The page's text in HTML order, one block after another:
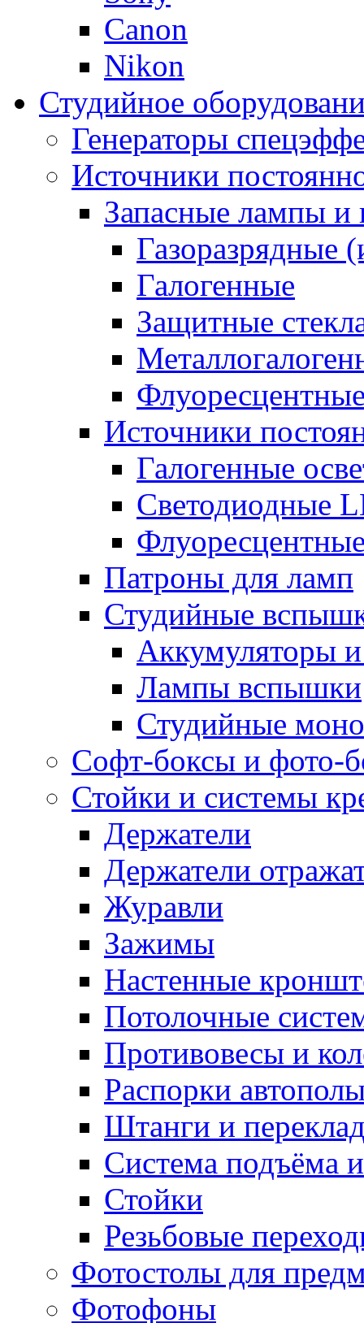
Canon
Nikon
Студийное
Генераторы
Источники
Запасные лампы и
Газоразрядные
Галогенные
Защитные
Источники
Галогенные
Светодиодные
Патроны для ламп
Студийные
Аккумуляторы
Лампы вспышки
Студийные
Софт-боксы и фото-
Стойки и системы
Держатели
Держатели
Журавли
Зажимы
Настенные
Потолочные
Противовесы и
Распорки
Штанги и
Система подъёма
Стойки
Резьбовые
Фотостолы для
Фотофоны